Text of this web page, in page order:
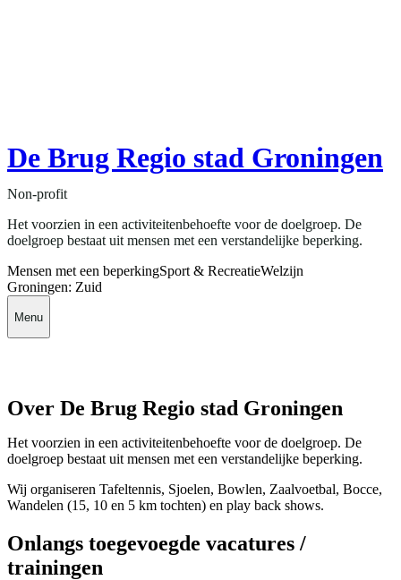
De Brug Regio stad Groningen
Non-profit
Het voorzien in een activiteitenbehoefte voor de doelgroep. De
doelgroep bestaat uit mensen met een verstandelijke beperking.
Mensen met een beperkingSport & RecreatieWelzijn
Groningen: Zuid
Menu
Over De Brug Regio stad Groningen
Het voorzien in een activiteitenbehoefte voor de doelgroep. De
doelgroep bestaat uit mensen met een verstandelijke beperking.
Wij organiseren Tafeltennis, Sjoelen, Bowlen, Zaalvoetbal, Bocce,
Wandelen (15, 10 en 5 km tochten) en play back shows.
Onlangs toegevoegde vacatures /
trainingen